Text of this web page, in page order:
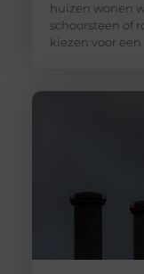
huizen wonen
schoorsteen of
kiezen voor een